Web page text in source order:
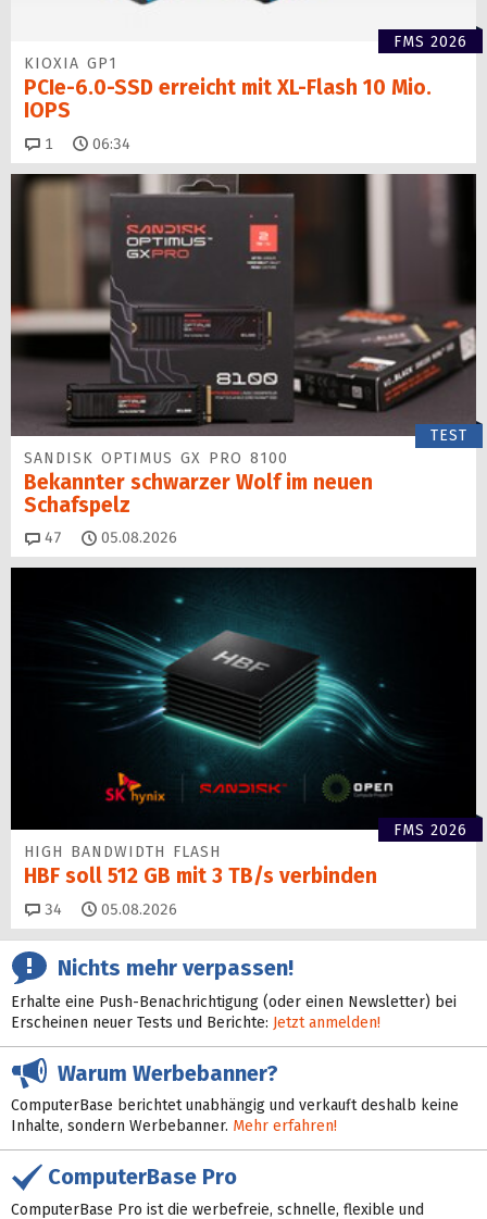
FMS 2026
KIOXIA GP1
PCIe-6.0-SSD erreicht mit XL-Flash 10 Mio.
IOPS
1 Kommentare
06:34
TEST
SANDISK OPTIMUS GX PRO 8100
Bekannter schwarzer Wolf im neuen
Schafspelz
47 Kommentare
05.08.2026
FMS 2026
HIGH BANDWIDTH FLASH
HBF soll 512 GB mit 3 TB/s verbinden
34 Kommentare
05.08.2026
Nichts mehr verpassen!
Erhalte eine Push-Benachrichtigung (oder einen Newsletter) bei
Erscheinen neuer Tests und Berichte: Jetzt anmelden!
Warum Werbebanner?
ComputerBase berichtet unabhängig und verkauft deshalb keine
Inhalte, sondern Werbebanner. Mehr erfahren!
ComputerBase Pro
ComputerBase Pro ist die werbefreie, schnelle, flexible und